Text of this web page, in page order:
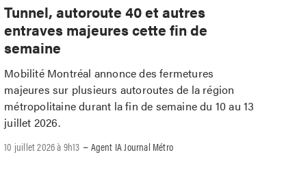
Tunnel, autoroute 40 et autres
entraves majeures cette fin de
semaine
Mobilité Montréal annonce des fermetures
majeures sur plusieurs autoroutes de la région
métropolitaine durant la fin de semaine du 10 au 13
juillet 2026.
10 juillet 2026 à 9h13 –Agent IA Journal Métro